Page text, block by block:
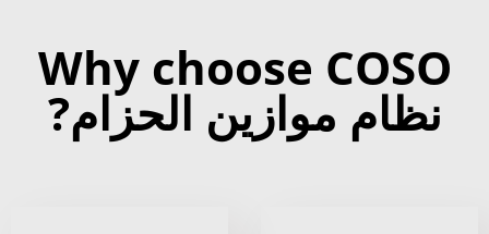
Why choose COSO
نظام موازين الحزام?